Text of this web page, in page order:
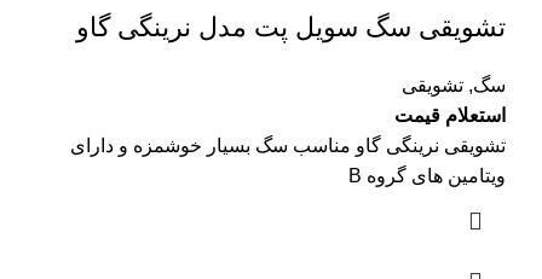
تشویقی سگ سویل پت مدل نرینگی گاو
سگ, تشویقی
استعلام قیمت
تشویقی نرینگی گاو مناسب سگ بسیار خوشمزه و دارای
ویتامین های گروه B